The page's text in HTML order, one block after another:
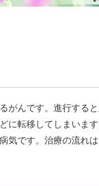
がんです。進行する
に転移してしまいます
気です。治療の流れ